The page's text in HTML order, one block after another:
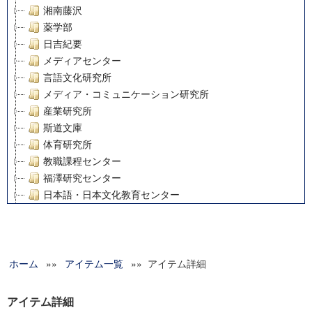
湘南藤沢
薬学部
日吉紀要
メディアセンター
言語文化研究所
メディア・コミュニケーション研究所
産業研究所
斯道文庫
体育研究所
教職課程センター
福澤研究センター
日本語・日本文化教育センター
グローバルリサーチインスティテュート
科学研究費補助金研究成果報告書
ホーム »» アイテム一覧 »» アイテム詳細
アイテム詳細